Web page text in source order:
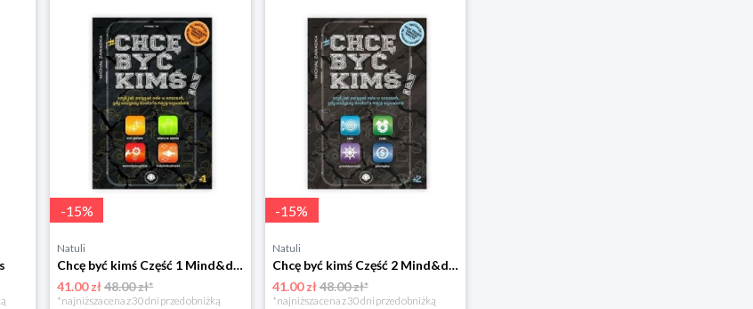
-15%
Natuli
Chcę być kimś Część 1 Mind&dream michał zawadka
41.00 zł48.00 zł*
*najniższa cena z 30 dni przed obniżką
-15%
Natuli
Chcę być kimś Część 2 Mind&dream michał zawadka
41.00 zł48.00 zł*
*najniższa cena z 30 dni przed obniżką